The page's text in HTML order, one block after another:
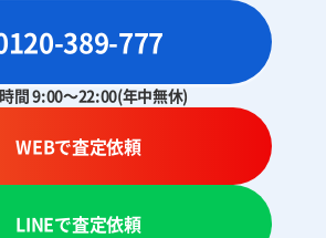
389-777
間 9:00～22:00(年中無休)
WEBで査定依頼
LINEで査定依頼